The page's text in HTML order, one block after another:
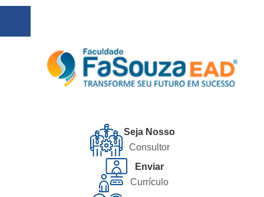
Seja Nosso
Consultor
Enviar
Currículo